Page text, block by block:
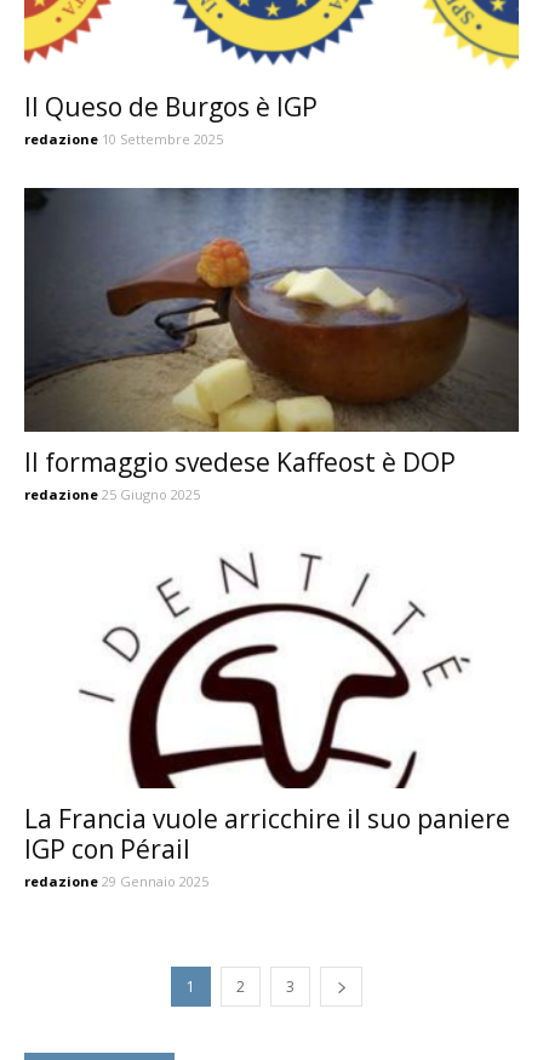
Il Queso de Burgos è IGP
redazione 10 Settembre 2025
Il formaggio svedese Kaffeost è DOP
redazione 25 Giugno 2025
La Francia vuole arricchire il suo paniere
IGP con Pérail
redazione 29 Gennaio 2025
1 2 3